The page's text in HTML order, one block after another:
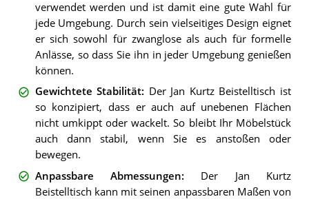
verwendet werden und ist damit eine gute Wahl für
jede Umgebung. Durch sein vielseitiges Design eignet
er sich sowohl für zwanglose als auch für formelle
Anlässe, so dass Sie ihn in jeder Umgebung genießen
können.
Gewichtete Stabilität: Der Jan Kurtz Beistelltisch ist
so konzipiert, dass er auch auf unebenen Flächen
nicht umkippt oder wackelt. So bleibt Ihr Möbelstück
auch dann stabil, wenn Sie es anstoßen oder
bewegen.
Anpassbare Abmessungen: Der Jan Kurtz
Beistelltisch kann mit seinen anpassbaren Maßen von